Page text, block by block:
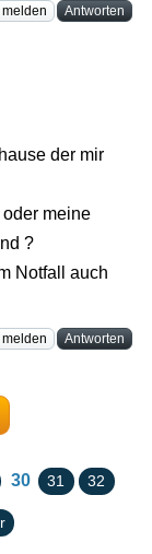
melden Antworten
der mir
meine
?
Notfall auch
melden Antworten
30 31 32